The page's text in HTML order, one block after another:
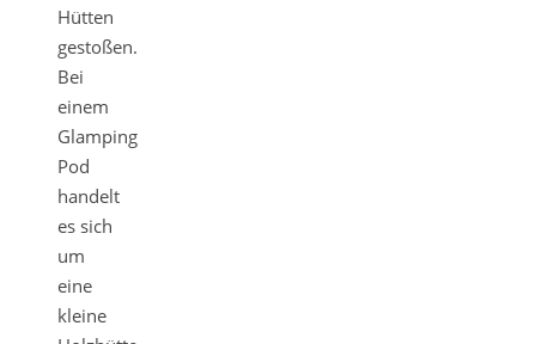
Hütten
gestoßen.
Bei
einem
Glamping
Pod
handelt
es sich
um
eine
kleine